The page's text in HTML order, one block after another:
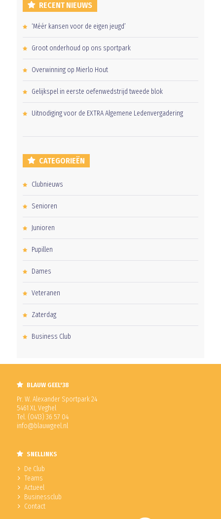
RECENT NIEUWS
‘Méér kansen voor de eigen jeugd’
Groot onderhoud op ons sportpark
Overwinning op Mierlo Hout
Gelijkspel in eerste oefenwedstrijd tweede blok
Uitnodiging voor de EXTRA Algemene Ledenvergadering
CATEGORIEËN
Clubnieuws
Senioren
Junioren
Pupillen
Dames
Veteranen
Zaterdag
Business Club
BLAUW GEEL'38
Pr. W. Alexander Sportpark 24
5461 XL Veghel
Tel. (0413) 36 57 04
info@blauwgeel.nl
SNELLINKS
De Club
Teams
Actueel
Businessclub
Contact